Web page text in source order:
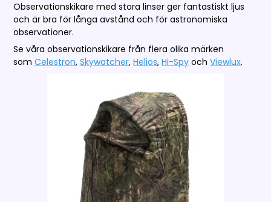
Observationskikare med stora linser ger fantastiskt ljus
och är bra för långa avstånd och för astronomiska
observationer.
Se våra observationskikare från flera olika märken
somCelestron,Skywatcher,Helios,Hi-Spy ochViewlux.